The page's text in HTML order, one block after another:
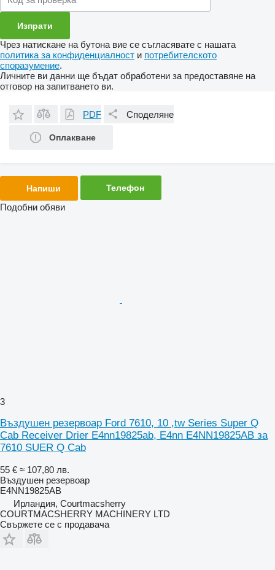
Чрез натискане на бутона вие се съгласявате с нашата
политика за конфиденциалност и потребителското
споразумение.
Личните ви данни ще бъдат обработени за предоставяне на
отговор на запитването ви.
PDF Споделяне
Оплакване
Напиши Телефон
Подобни обяви
3
Въздушен резервоар Ford 7610, 10 ,tw Series Super Q
Cab Receiver Drier E4nn19825ab, E4nn E4NN19825AB за
7610 SUER Q Cab
55 € ≈ 107,80 лв.
Въздушен резервоар
E4NN19825AB
Ирландия, Courtmacsherry
COURTMACSHERRY MACHINERY LTD
Свържете се с продавача